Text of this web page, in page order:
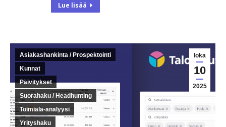
Lue lisää
loka
10
2025
Asiakashankinta / Prospektointi
Kunnat
Päivitykset
Suorahaku / Headhunting
Toimiala-analyysi
Yrityshaku